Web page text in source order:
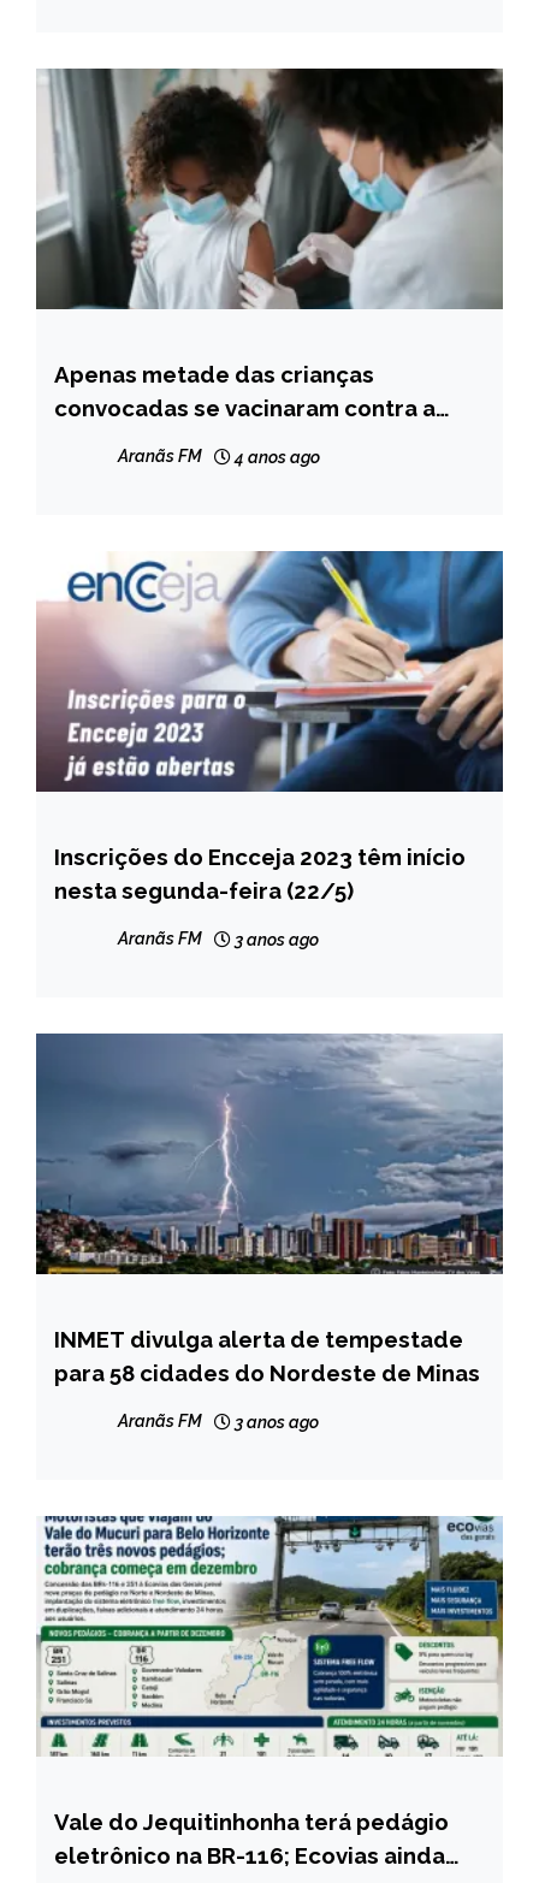
CAPELINHA
NOTÍCIAS
Apenas metade das crianças
convocadas se vacinaram contra a
Aranãs FM 4 anos ago
BRASIL
MINAS
Inscrições do Encceja 2023 têm início
nesta segunda-feira (22/5)
Aranãs FM 3 anos ago
CAPELINHA
MINAS
INMET divulga alerta de tempestade
para 58 cidades do Nordeste de Minas
Aranãs FM 3 anos ago
MINAS
GERAIS
Vale do Jequitinhonha terá pedágio
eletrônico na BR-116; Ecovias ainda